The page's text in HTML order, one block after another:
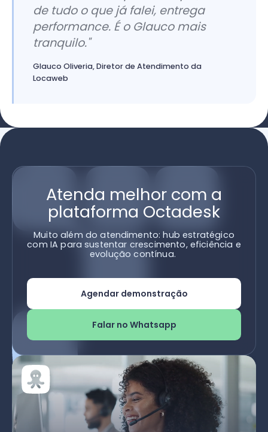
de tudo o que já falei, entrega
performance. É o Glauco mais
tranquilo."
Glauco Oliveria, Diretor de Atendimento da
Locaweb
Atenda melhor com a
plataforma Octadesk
Muito além do atendimento: hub estratégico
com IA para sustentar crescimento, eficiência e
evolução contínua.
Agendar demonstração
Falar no Whatsapp